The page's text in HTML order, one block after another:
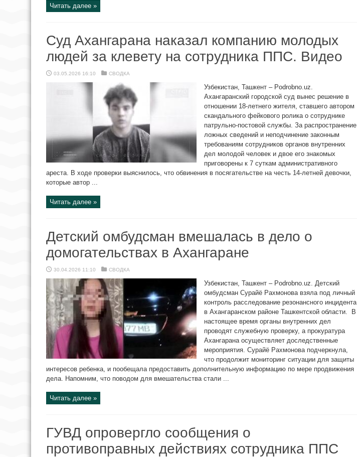
Читать далее »
Суд Ахангарана наказал компанию молодых
людей за клевету на сотрудника ППС. Видео
03.05.2026 16:10 СВОДКА
Узбекистан, Ташкент – Podrobno.uz.
Ахангаранский городской суд вынес решение в
отношении 18-летнего жителя, ставшего автором
скандального фейкового ролика о сотруднике
патрульно-постовой службы. За распространение
ложных сведений и неподчинение законным
требованиям сотрудников органов внутренних
дел молодой человек и двое его знакомых
приговорены к 7 суткам административного
ареста. В ходе проверки выяснилось, что обвинения в посягательстве на честь 14-летней девочки,
которые автор ...
Читать далее »
Детский омбудсман вмешалась в дело о
домогательствах в Ахангаране
30.04.2026 11:10 СВОДКА
Узбекистан, Ташкент – Podrobno.uz. Детский
омбудсман Сурайё Рахмонова взяла под личный
контроль расследование резонансного инцидента
в Ахангаранском районе Ташкентской области. В
настоящее время органы внутренних дел
проводят служебную проверку, а прокуратура
Ахангарана осуществляет доследственные
мероприятия. Сурайё Рахмонова подчеркнула,
что продолжит мониторинг ситуации для защиты
интересов ребенка, и пообещала предоставить дополнительную информацию по мере продвижения
дела. Напомним, что поводом для вмешательства стали ...
Читать далее »
ГУВД опровергло сообщения о
противоправных действиях сотрудника ППС